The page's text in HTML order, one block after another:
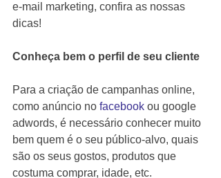
e-mail marketing, confira as nossas
dicas!
Conheça bem o perfil de seu cliente
Para a criação de campanhas online,
como anúncio no facebook ou google
adwords, é necessário conhecer muito
bem quem é o seu público-alvo, quais
são os seus gostos, produtos que
costuma comprar, idade, etc.